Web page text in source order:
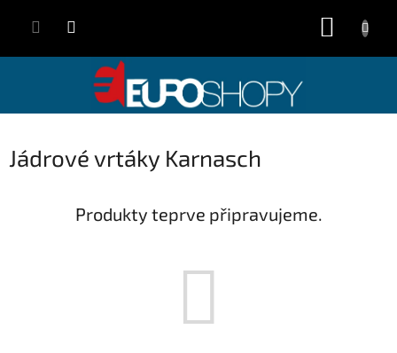
Jádrové vrtáky Karnasch
Produkty teprve připravujeme.